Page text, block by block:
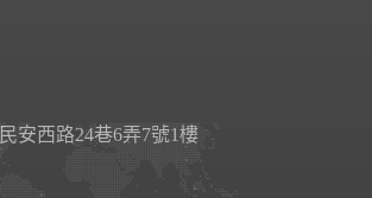
安西路24巷6弄7號1樓